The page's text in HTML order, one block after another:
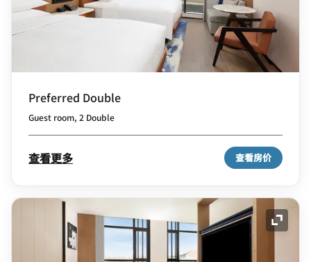
Preferred Double
Guest room, 2 Double
查看更多 查看房价
展开